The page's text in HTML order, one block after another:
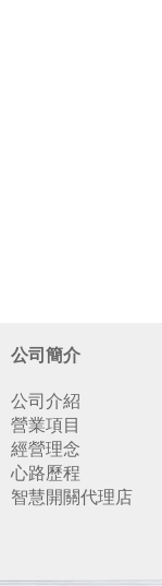
公司簡介
公司介紹
營業項目
經營理念
心路歷程
智慧開關代理店